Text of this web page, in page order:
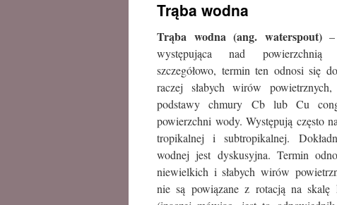
Trąba wodna
Trąba wodna (ang. waterspout)–
występująca nad powierzchnią
szczegółowo, termin ten odnosi się
raczej słabych wirów
podstawy chmury Cb lub Cu
powierzchni wody. Występują często
tropikalnej i subtropikalnej.
wodnej jest dyskusyjna. Termin
niewielkich i słabych wirów
nie są powiązane z rotacją na skalę